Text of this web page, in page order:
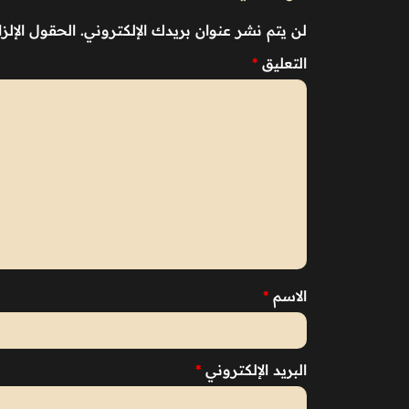
لن يتم نشر عنوان بريدك الإلكتروني. الحقول
التعليق *
الاسم *
البريد الإلكتروني *